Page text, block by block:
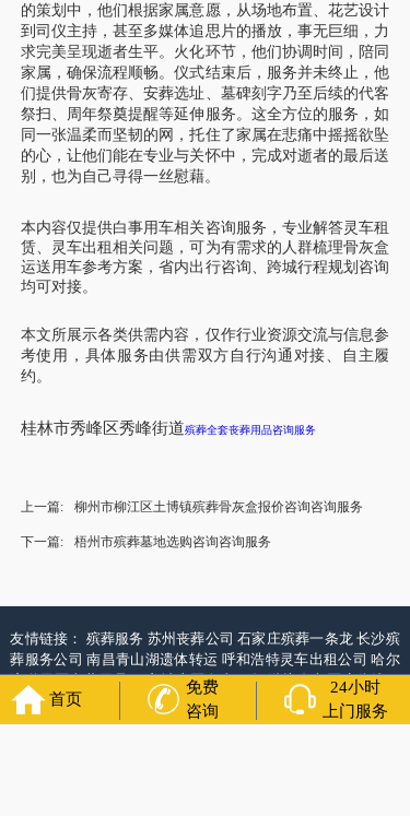
的策划中，他们根据家属意愿，从场地布置、花艺设计
到司仪主持，甚至多媒体追思片的播放，事无巨细，力
求完美呈现逝者生平。火化环节，他们协调时间，陪同
家属，确保流程顺畅。仪式结束后，服务并未终止，他
们提供骨灰寄存、安葬选址、墓碑刻字乃至后续的代客
祭扫、周年祭奠提醒等延伸服务。这全方位的服务，如
同一张温柔而坚韧的网，托住了家属在悲痛中摇摇欲坠
的心，让他们能在专业与关怀中，完成对逝者的最后送
别，也为自己寻得一丝慰藉。
本内容仅提供白事用车相关咨询服务，专业解答灵车租
赁、灵车出租相关问题，可为有需求的人群梳理骨灰盒
运送用车参考方案，省内出行咨询、跨城行程规划咨询
均可对接。
本文所展示各类供需内容，仅作行业资源交流与信息参
考使用，具体服务由供需双方自行沟通对接、自主履
约。
桂林市秀峰区秀峰街道殡葬全套丧葬用品咨询服务
上一篇: 柳州市柳江区土博镇殡葬骨灰盒报价咨询咨询服务
下一篇: 梧州市殡葬墓地选购咨询咨询服务
友情链接： 殡葬服务 苏州丧葬公司石家庄殡葬一条龙长沙殡
葬服务公司南昌青山湖遗体转运 呼和浩特灵车出租公司哈尔
滨道里区丧葬用品西宁城东区白事服务潍坊奎文区殡仪馆服
务乳山寿衣店铺 杭州上城区灵堂布置 沈阳浑南区殡葬平台
国墓地网中国非急救转运网网站建设中国殡葬一条龙网中国
首页
免费
咨询
24小时
上门服务